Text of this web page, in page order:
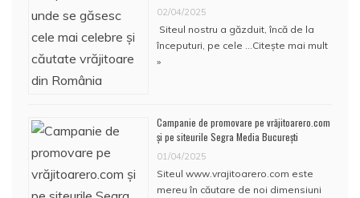
02/04/2025
Siteul nostru a găzduit, încă de la
începuturi, pe cele … Citește mai mult
»
Campanie de promovare pe vrăjitoarero.com
și pe siteurile Segra Media București
01/04/2025
Siteul www.vrajitoarero.com este
mereu în căutare de noi dimensiuni